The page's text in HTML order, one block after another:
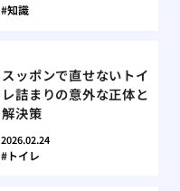
知識
スッポンで直せないトイ
レ詰まりの意外な正体と
解決策
2026.02.24
トイレ